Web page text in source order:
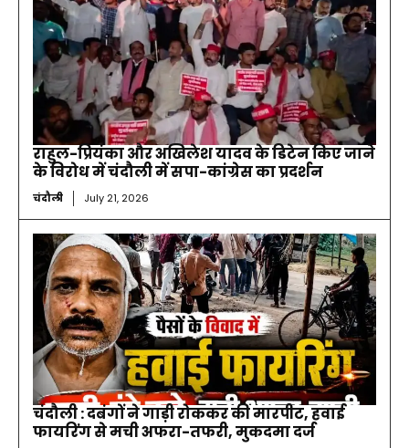
राहुल-प्रियंका और अखिलेश यादव के डिटेन किए जाने
के विरोध में चंदौली में सपा-कांग्रेस का प्रदर्शन
चंदौली July 21, 2026
चंदौली : दबंगों ने गाड़ी रोककर की मारपीट, हवाई
फायरिंग से मची अफरा-तफरी, मुकदमा दर्ज